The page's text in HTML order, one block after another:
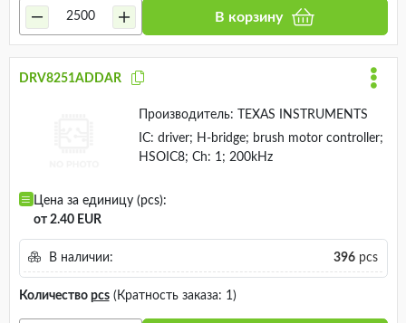
В корзину
DRV8251ADDAR
Производитель:
TEXAS INSTRUMENTS
IC: driver; H-bridge; brush motor controller;
HSOIC8; Ch: 1; 200kHz
Цена за единицу (pcs):
от 2.40 EUR
В наличии: 396pcs
Количество pcs(Кратность заказа: 1)